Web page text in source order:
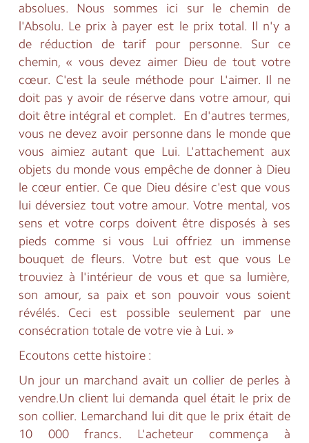
absolues. Nous sommes ici sur le chemin de
l'Absolu. Le prix à payer est le prix total. Il n'y a
de réduction de tarif pour personne. Sur ce
chemin, « vous devez aimer Dieu de tout votre
cœur. C'est la seule méthode pour L'aimer. Il ne
doit pas y avoir de réserve dans votre amour, qui
doit être intégral et complet. En d'autres termes,
vous ne devez avoir personne dans le monde que
vous aimiez autant que Lui. L'attachement aux
objets du monde vous empêche de donner à Dieu
le cœur entier. Ce que Dieu désire c'est que vous
lui déversiez tout votre amour. Votre mental, vos
sens et votre corps doivent être disposés à ses
pieds comme si vous Lui offriez un immense
bouquet de fleurs. Votre but est que vous Le
trouviez à l'intérieur de vous et que sa lumière,
son amour, sa paix et son pouvoir vous soient
révélés. Ceci est possible seulement par une
consécration totale de votre vie à Lui. »
Ecoutons cette histoire :
Un jour un marchand avait un collier de perles à
vendre.Un client lui demanda quel était le prix de
son collier. Lemarchand lui dit que le prix était de
10 000 francs. L'acheteur commença à